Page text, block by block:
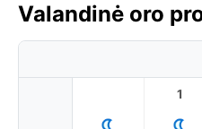
Valandinė oro
1